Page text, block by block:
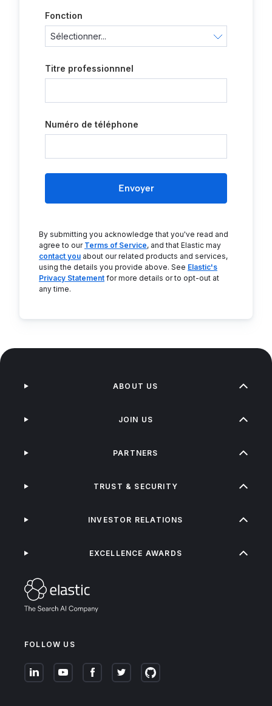
Fonction
Titre professionnnel
Numéro de téléphone
Envoyer
By submitting you acknowledge that you've read and
agree to our Terms of Service, and that Elastic may
contact you about our related products and services,
using the details you provide above. See Elastic's
Privacy Statement for more details or to opt-out at
any time.
FOLLOW US
ABOUT US
JOIN US
PARTNERS
TRUST & SECURITY
INVESTOR RELATIONS
EXCELLENCE AWARDS